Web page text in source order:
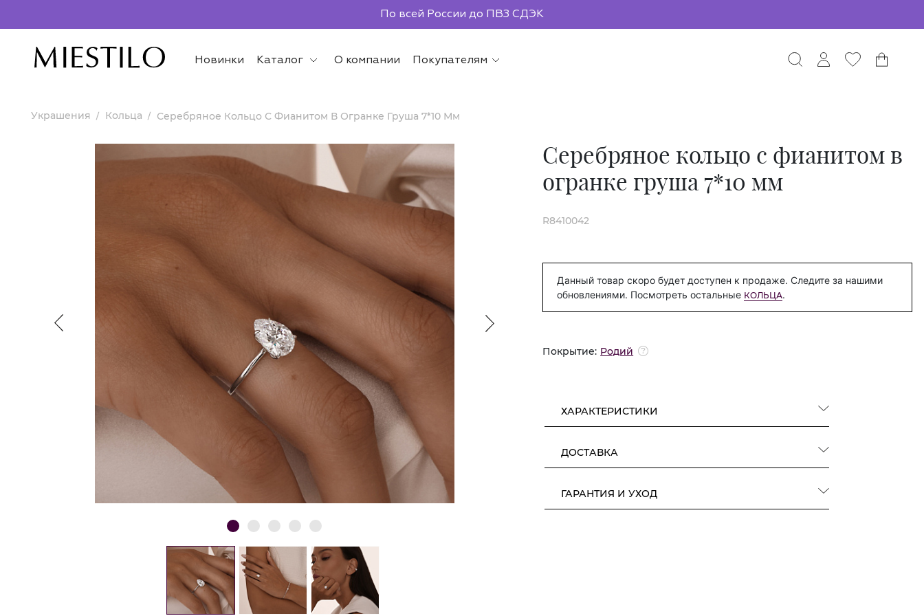
По всей России до ПВЗ СДЭК
Новинки Каталог О компании Покупателям
Украшения Кольца Серебряное Кольцо С Фианитом В Огранке Груша 7*10 Мм
Серебряное кольцо с фианитом в
огранке груша 7*10 мм
R8410042
Данный товар скоро будет доступен к продаже. Следите за нашими
обновлениями. Посмотреть остальные КОЛЬЦА.
Покрытие: Родий
ХАРАКТЕРИСТИКИ
ДОСТАВКА
ГАРАНТИЯ И УХОД